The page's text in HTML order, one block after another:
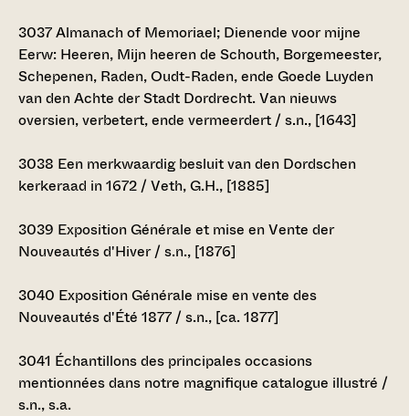
3037Almanach of Memoriael; Dienende voor mijne
Eerw: Heeren, Mijn heeren de Schouth, Borgemeester,
Schepenen, Raden, Oudt-Raden, ende Goede Luyden
van den Achte der Stadt Dordrecht. Van nieuws
oversien, verbetert, ende vermeerdert / s.n., [1643]
3038 Een merkwaardig besluit van den Dordschen
kerkeraad in 1672 / Veth, G.H., [1885]
3039 Exposition Générale et mise en Vente der
Nouveautés d'Hiver / s.n., [1876]
3040 Exposition Générale mise en vente des
Nouveautés d'Été 1877 / s.n., [ca. 1877]
3041 Échantillons des principales occasions
mentionnées dans notre magnifique catalogue illustré /
s.n., s.a.